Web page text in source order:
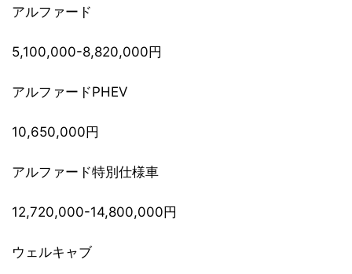
アルファード
5,100,000-8,820,000円
アルファードPHEV
10,650,000円
アルファード特別仕様車
12,720,000-14,800,000円
ウェルキャブ